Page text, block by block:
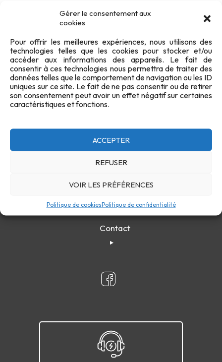
Gérer le consentement aux
cookies
Pour offrir les meilleures expériences, nous utilisons des
technologies telles que les cookies pour stocker et/ou
accéder aux informations des appareils. Le fait de
consentir à ces technologies nous permettra de traiter des
données telles que le comportement de navigation ou les ID
uniques sur ce site. Le fait de ne pas consentir ou de retirer
son consentement peut avoir un effet négatif sur certaines
caractéristiques et fonctions.
ACCEPTER
REFUSER
VOIR LES PRÉFÉRENCES
Politique de cookiesPolitique de confidentialité
Confidentialité Cookies FAQ
Plan du site
Contact